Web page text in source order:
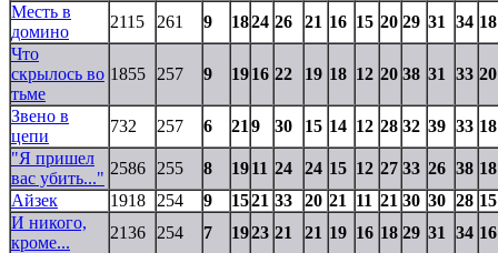
Месть в
домино
2115 261 9 1824 26 21 16 15 20 29 31 34 18
Что
скрылось во
тьме
1855 257 9 1916 22 19 18 12 20 38 31 33 20
Звено в
цепи
732 257 6 21 9 30 15 14 12 28 32 39 33 18
"Я пришел
вас убить..."
2586 255 8 1911 24 24 15 12 27 33 26 38 18
Айзек
1918 254 9 1521 33 20 21 11 21 30 30 28 15
И никого,
кроме...
2136 254 7 1923 21 21 19 16 18 29 31 34 16